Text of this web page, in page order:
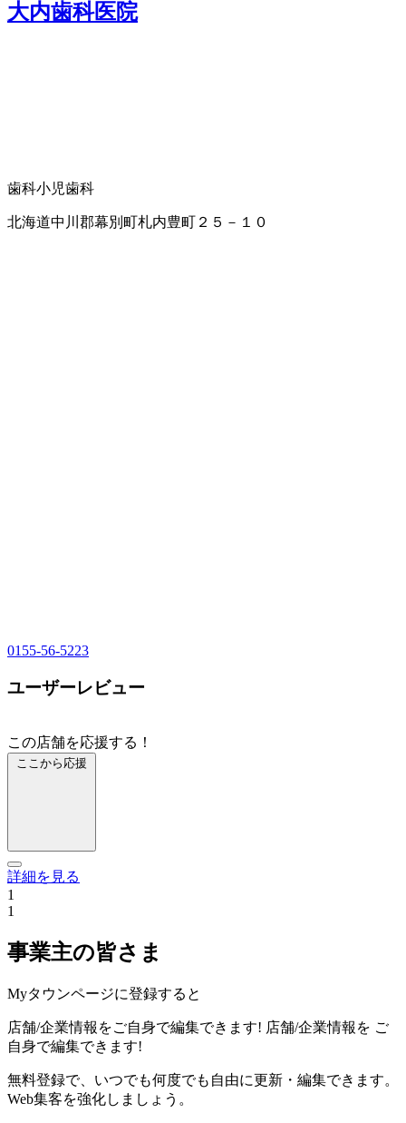
大内歯科医院
歯科小児歯科
北海道中川郡幕別町札内豊町２５－１０
0155-56-5223
ユーザーレビュー
この店舗を応援する！
ここから応援
詳細を見る
1
1
事業主の皆さま
Myタウンページに登録すると
店舗/企業情報をご自身で編集できます! 店舗/企業情報を ご
自身で編集できます!
無料登録で、いつでも何度でも自由に更新・編集できます。
Web集客を強化しましょう。